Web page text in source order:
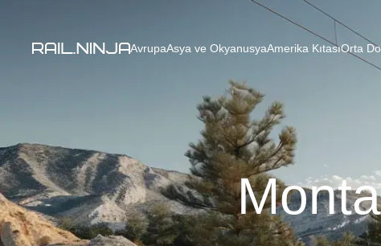
AvrupaAsya ve OkyanusyaAmerika KıtasıOrta